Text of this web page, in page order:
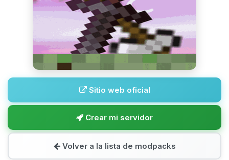
Sitio web oficial
Crear mi servidor
Volver a la lista de modpacks